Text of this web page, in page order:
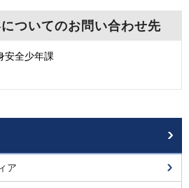
ついてのお問い合わせ先
安全少年課
ア